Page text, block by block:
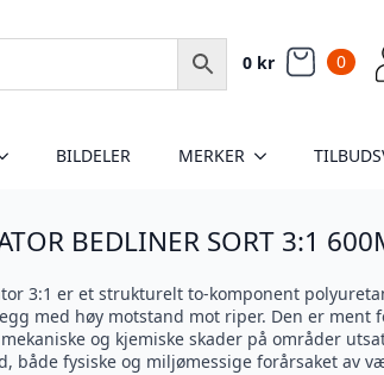
0 kr 0
BILDELER MERKER
BEDLINER SORT 3:1
3:1 er et strukturelt to-komponent
med høy motstand mot riper. Den er ment
og kjemiske skader på områder
både fysiske og miljømessige forårsaket av